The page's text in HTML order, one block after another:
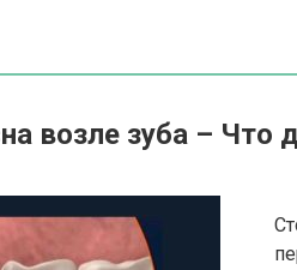
возле зуба – Что